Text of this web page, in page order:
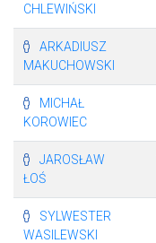
CHLEWIŃSKI
ARKADIUSZ
MAKUCHOWSKI
MICHAŁ
KOROWIEC
JAROSŁAW
ŁOŚ
SYLWESTER
WASILEWSKI